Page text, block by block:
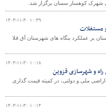
۱۴۰۳-۱۱-۳۰ ۱۰:۴۹
مستغلات
بر عملکرد بنگاه های شهرستان آق قلا
۱۴۰۳-۱۱-۳۰ ۱۰:۱۸
و شهرسازی قزوین
ملی و دولتی، در کمیته قیمت گذاری
۱۴۰۳-۱۱-۳۰ ۱۰:۱۴